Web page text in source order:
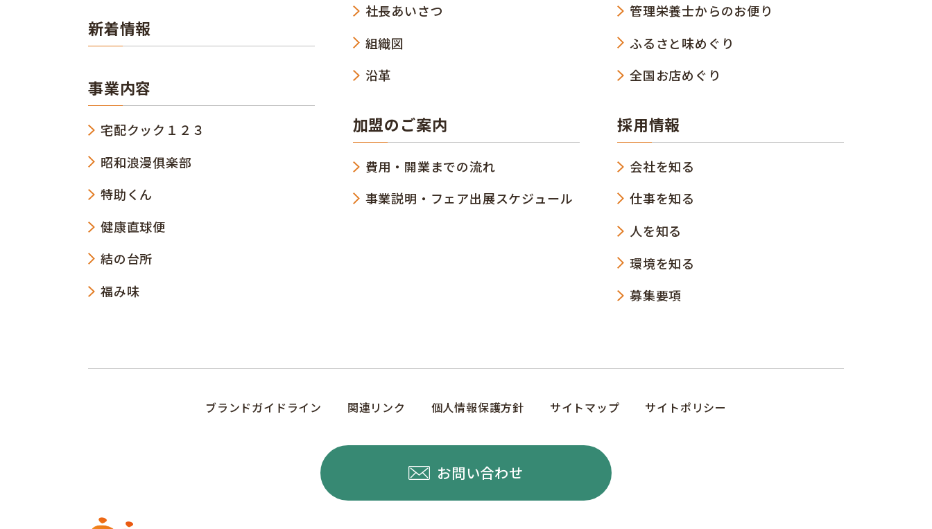
新着情報
事業内容
宅配クック１２３
昭和浪漫俱楽部
特助くん
健康直球便
結の台所
福み味
社長あいさつ
組織図
沿革
加盟のご案内
費用・開業までの流れ
事業説明・フェア出展スケジュール
管理栄養士からのお便り
ふるさと味めぐり
全国お店めぐり
採用情報
会社を知る
仕事を知る
人を知る
環境を知る
募集要項
ブランドガイドライン 関連リンク 個人情報保護方針 サイトマップ サイトポリシー
お問い合わせ